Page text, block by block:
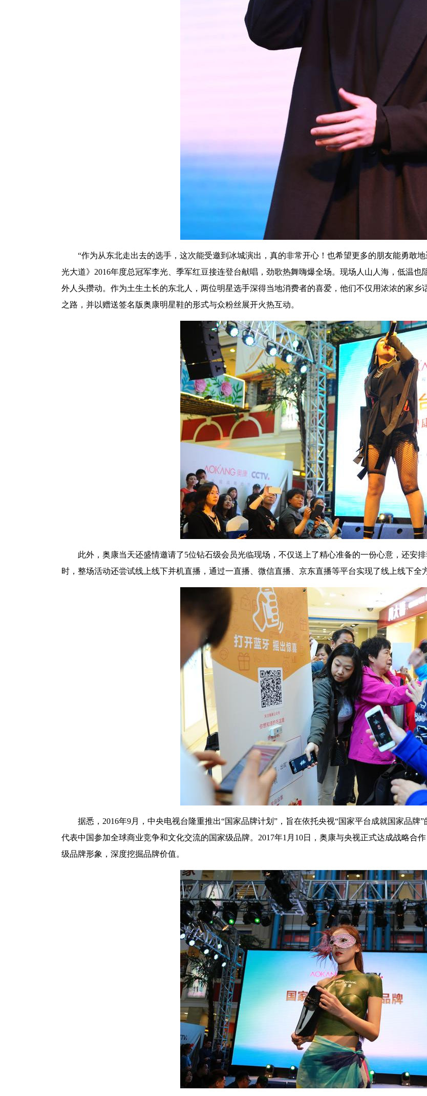
“作为从东北走出去的选手，这次能受邀到冰城演出，真的非常开心！也希望更多的朋友能勇敢
光大道》2016年度总冠军李光、季军红豆接连登台献唱，劲歌热舞嗨爆全场。现场人山人海，低温
外人头攒动。作为土生土长的东北人，两位明星选手深得当地消费者的喜爱，他们不仅用浓浓的家
之路，并以赠送签名版奥康明星鞋的形式与众粉丝展开火热互动。
此外，奥康当天还盛情邀请了5位钻石级会员光临现场，不仅送上了精心准备的一份心意，还安
时，整场活动还尝试线上线下并机直播，通过一直播、微信直播、京东直播等平台实现了线上线下全
据悉，2016年9月，中央电视台隆重推出“国家品牌计划”，旨在依托央视“国家平台成就国家品
代表中国参加全球商业竞争和文化交流的国家级品牌。2017年1月10日，奥康与央视正式达成战略合
级品牌形象，深度挖掘品牌价值。